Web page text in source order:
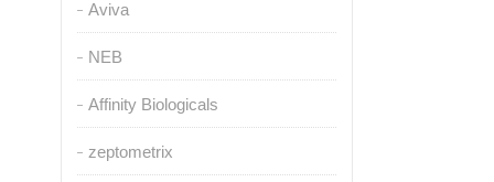
Aviva
NEB
Affinity Biologicals
zeptometrix